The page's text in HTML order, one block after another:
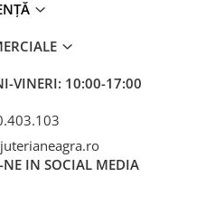
VINERI: 10:00-17:00
NE IN SOCIAL MEDIA